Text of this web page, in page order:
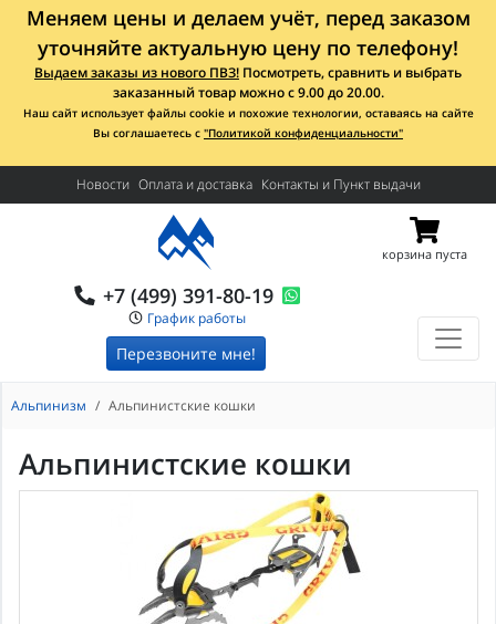
Меняем цены и делаем учёт, перед заказом
уточняйте актуальную цену по телефону!
Выдаем заказы из нового ПВЗ! Посмотреть, сравнить и выбрать
заказанный товар можно с 9.00 до 20.00.
Наш сайт использует файлы cookie и похожие технологии, оставаясь на сайте
Вы соглашаетесь с "Политикой конфиденциальности"
Новости Оплата и доставка Контакты и Пункт выдачи
+7 (499) 391-80-19
График работы
Перезвоните мне!
корзина пуста
Альпинизм Альпинистские кошки
Альпинистские кошки